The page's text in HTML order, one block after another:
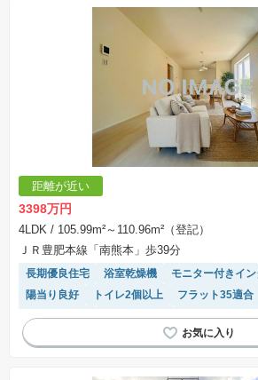
距離が近い
3398万円
4LDK / 105.99m²～110.96m²（登記）
ＪＲ豊肥本線「南熊本」歩39分
長期優良住宅 浴室乾燥機
モニター付きイ
陽当り良好
トイレ2個以上 フラット35適合
対面キッチン
温水洗浄便座 システムキッ